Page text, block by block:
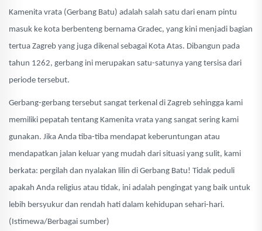
Kamenita vrata (Gerbang Batu) adalah salah satu dari enam pintu
masuk ke kota berbenteng bernama Gradec, yang kini menjadi bagian
tertua Zagreb yang juga dikenal sebagai Kota Atas. Dibangun pada
tahun 1262, gerbang ini merupakan satu-satunya yang tersisa dari
periode tersebut.
Gerbang-gerbang tersebut sangat terkenal di Zagreb sehingga kami
memiliki pepatah tentang Kamenita vrata yang sangat sering kami
gunakan. Jika Anda tiba-tiba mendapat keberuntungan atau
mendapatkan jalan keluar yang mudah dari situasi yang sulit, kami
berkata: pergilah dan nyalakan lilin di Gerbang Batu! Tidak peduli
apakah Anda religius atau tidak, ini adalah pengingat yang baik untuk
lebih bersyukur dan rendah hati dalam kehidupan sehari-hari.
(Istimewa/Berbagai sumber)